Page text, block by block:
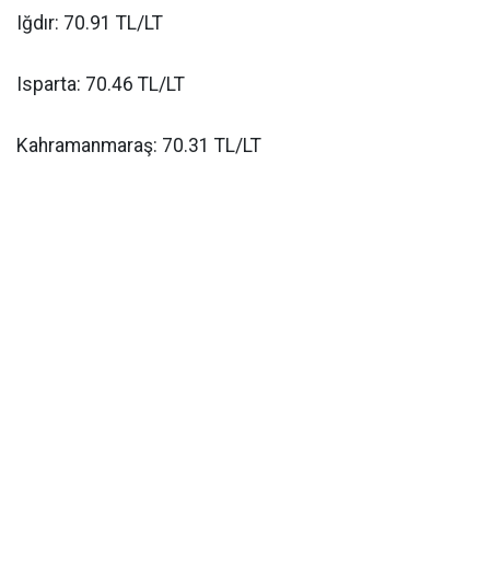
Iğdır: 70.91 TL/LT
Isparta: 70.46 TL/LT
Kahramanmaraş: 70.31 TL/LT